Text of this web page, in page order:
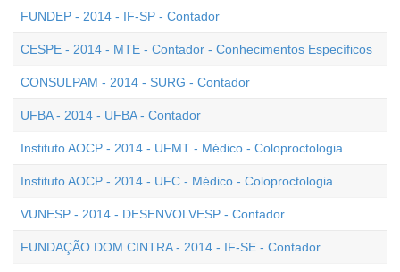
FUNDEP - 2014 - IF-SP - Contador
CESPE - 2014 - MTE - Contador - Conhecimentos Específicos
CONSULPAM - 2014 - SURG - Contador
UFBA - 2014 - UFBA - Contador
Instituto AOCP - 2014 - UFMT - Médico - Coloproctologia
Instituto AOCP - 2014 - UFC - Médico - Coloproctologia
VUNESP - 2014 - DESENVOLVESP - Contador
FUNDAÇÃO DOM CINTRA - 2014 - IF-SE - Contador